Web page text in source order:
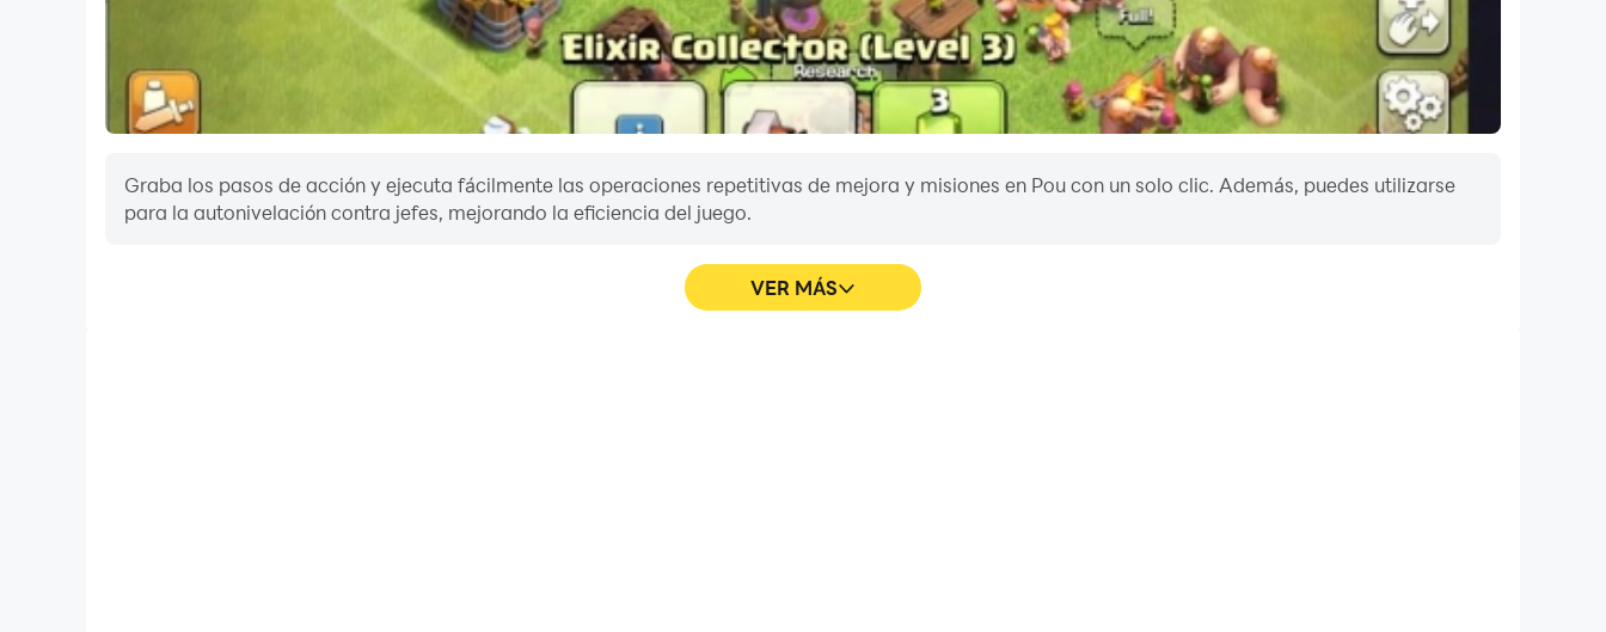
Graba los pasos de acción y ejecuta fácilmente las operaciones repetitivas de mejora y misiones en Pou con un solo clic. Además, puedes utilizarse
para la autonivelación contra jefes, mejorando la eficiencia del juego.
VER MÁS